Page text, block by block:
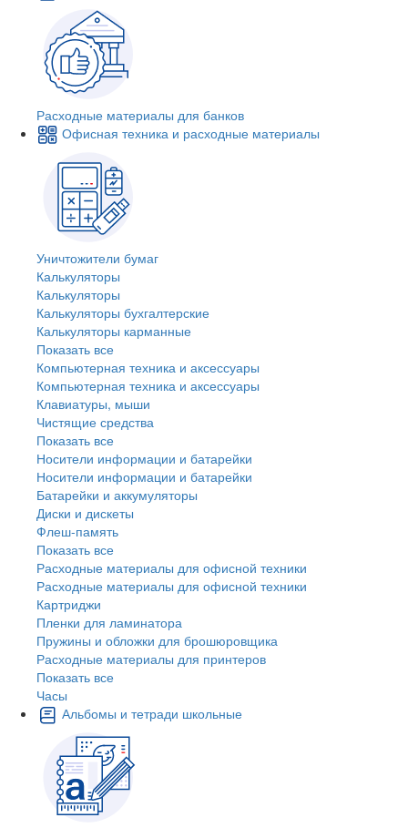
Расходные материалы для банков
Офисная техника и расходные материалы
Уничтожители бумаг
Калькуляторы
Калькуляторы
Калькуляторы бухгалтерские
Калькуляторы карманные
Показать все
Компьютерная техника и аксессуары
Компьютерная техника и аксессуары
Клавиатуры, мыши
Чистящие средства
Показать все
Носители информации и батарейки
Носители информации и батарейки
Батарейки и аккумуляторы
Диски и дискеты
Флеш-память
Показать все
Расходные материалы для офисной техники
Расходные материалы для офисной техники
Картриджи
Пленки для ламинатора
Пружины и обложки для брошюровщика
Расходные материалы для принтеров
Показать все
Часы
Альбомы и тетради школьные